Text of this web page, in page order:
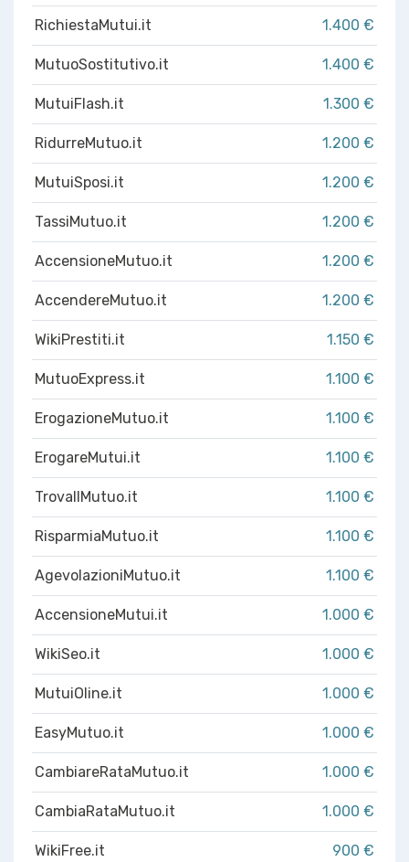
RichiestaMutui.it 1.400 €
MutuoSostitutivo.it 1.400 €
MutuiFlash.it 1.300 €
RidurreMutuo.it 1.200 €
MutuiSposi.it 1.200 €
TassiMutuo.it 1.200 €
AccensioneMutuo.it 1.200 €
AccendereMutuo.it 1.200 €
WikiPrestiti.it 1.150 €
MutuoExpress.it 1.100 €
ErogazioneMutuo.it 1.100 €
ErogareMutui.it 1.100 €
TrovaIlMutuo.it 1.100 €
RisparmiaMutuo.it 1.100 €
AgevolazioniMutuo.it 1.100 €
AccensioneMutui.it 1.000 €
WikiSeo.it 1.000 €
MutuiOline.it 1.000 €
EasyMutuo.it 1.000 €
CambiareRataMutuo.it 1.000 €
CambiaRataMutuo.it 1.000 €
WikiFree.it 900 €